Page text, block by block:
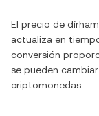
El precio de
actualiza en
conversión
se pueden
criptomonedas.